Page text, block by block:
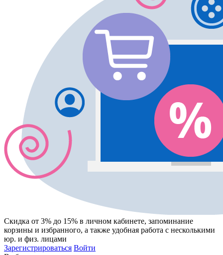
Скидка от 3% до 15% в личном кабинете, запоминание
корзины и избранного, а также удобная работа с несколькими
юр. и физ. лицами
Зарегистрироваться Войти